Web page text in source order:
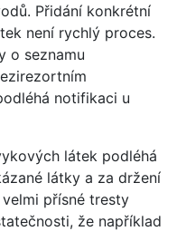
Přidání konkrétní
není rychlý proces.
o seznamu
notifikaci u
látek podléhá
látky a za držení
přísné tresty
že například